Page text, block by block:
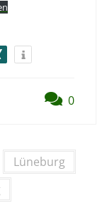
0
Lüneburg